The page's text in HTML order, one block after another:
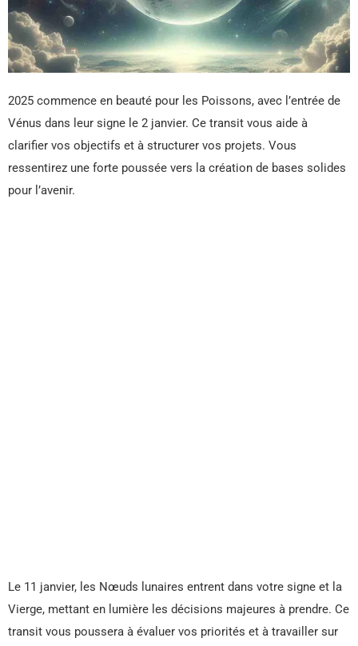
2025 commence en beauté pour les Poissons, avec l’entrée de
Vénus dans leur signe le 2 janvier. Ce transit vous aide à
clarifier vos objectifs et à structurer vos projets. Vous
ressentirez une forte poussée vers la création de bases solides
pour l’avenir.
Le 11 janvier, les Nœuds lunaires entrent dans votre signe et la
Vierge, mettant en lumière les décisions majeures à prendre. Ce
transit vous poussera à évaluer vos priorités et à travailler sur